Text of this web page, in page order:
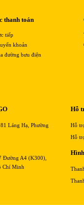
thanh toán
tiếp
khoản
đường bưu điện
Láng Hạ, Phường
Đường A4 (K300),
Chí Minh
Hỗ
Hỗ
Hỗ